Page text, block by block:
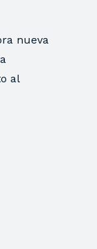
nueva
al